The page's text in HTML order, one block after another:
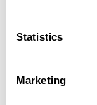
Statistics
Marketing